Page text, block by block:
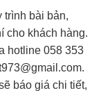
trình bài bản,
cho khách hàng.
hotline 058 353
.
báo giá chi tiết,